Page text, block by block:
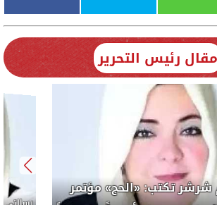
مقال رئيس التحرير
شرشر تكتب: «الحج» مؤتمر